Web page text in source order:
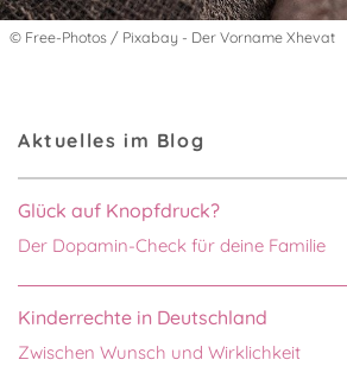
© Free-Photos / Pixabay - Der Vorname Xhevat
Aktuelles im Blog
Glück auf Knopfdruck?
Der Dopamin-Check für deine Familie
Kinderrechte in Deutschland
Zwischen Wunsch und Wirklichkeit